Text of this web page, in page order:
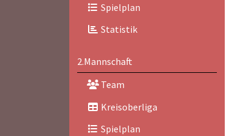
Spielplan
Statistik
2.Mannschaft
Team
Kreisoberliga
Spielplan